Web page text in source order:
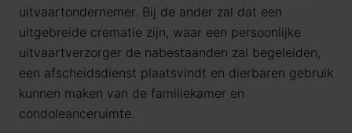
uitvaartondernemer. Bij de ander zal dat een
uitgebreide crematie zijn, waar een persoonlijke
uitvaartverzorger de nabestaanden zal begeleiden,
een afscheidsdienst plaatsvindt en dierbaren gebruik
kunnen maken van de familiekamer en
condoleanceruimte.